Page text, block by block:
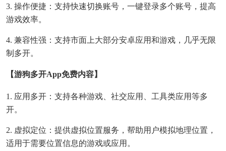
3. 操作便捷：支持快速切换账号，一键登录多个账号，提高
游戏效率。
4. 兼容性强：支持市面上大部分安卓应用和游戏，几乎无限
制多开。
【游狗多开app免费内容】
1. 应用多开：支持各种游戏、社交应用、工具类应用等多
开。
2. 虚拟定位：提供虚拟位置服务，帮助用户模拟地理位置，
适用于需要位置信息的游戏或应用。